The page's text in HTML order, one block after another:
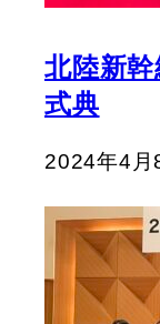
北陸新
式典
2024年4月